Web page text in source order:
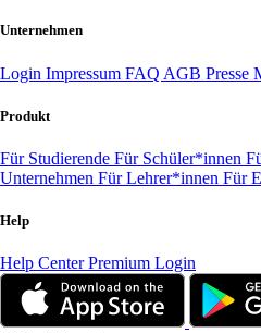
Unternehmen
Login Impressum FAQ AGB Presse
Produkt
Für Studierende Für Schüler*innen
Unternehmen Für Lehrer*innen Für
Help
Help CenterPremium Login